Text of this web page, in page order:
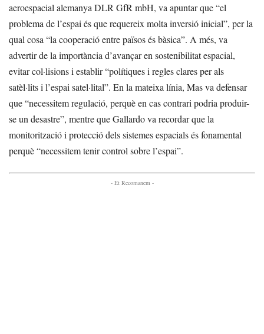
aeroespacial alemanya DLR GfR mbH, va apuntar que “el
problema de l’espai és que requereix molta inversió inicial”, per la
qual cosa “la cooperació entre països és bàsica”. A més, va
advertir de la importància d’avançar en sostenibilitat espacial,
evitar col·lisions i establir “polítiques i regles clares per als
satèl·lits i l’espai satel·lital”. En la mateixa línia, Mas va defensar
que “necessitem regulació, perquè en cas contrari podria produir-
se un desastre”, mentre que Gallardo va recordar que la
monitorització i protecció dels sistemes espacials és fonamental
perquè “necessitem tenir control sobre l’espai”.
- Et Recomanem -